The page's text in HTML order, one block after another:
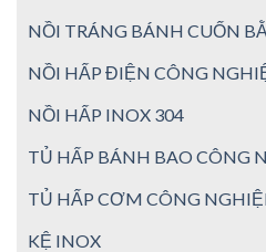
NỒI TRÁNG BÁNH CUỐN
NỒI HẤP ĐIỆN CÔNG
NỒI HẤP INOX 304
TỦ HẤP BÁNH BAO CÔNG
TỦ HẤP CƠM CÔNG
KỆ INOX